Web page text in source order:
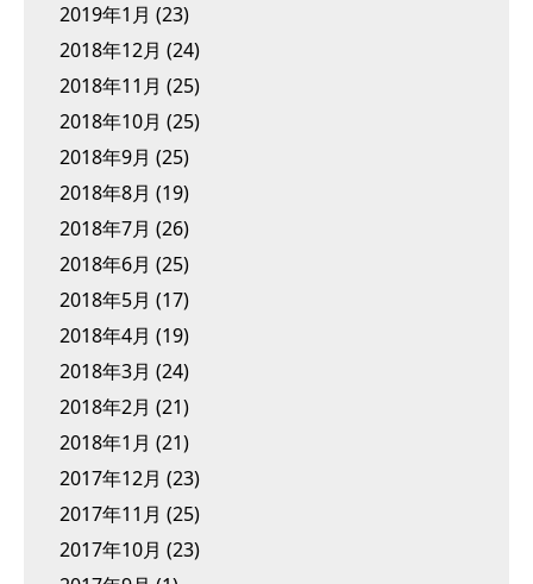
2019年1月 (23)
2018年12月 (24)
2018年11月 (25)
2018年10月 (25)
2018年9月 (25)
2018年8月 (19)
2018年7月 (26)
2018年6月 (25)
2018年5月 (17)
2018年4月 (19)
2018年3月 (24)
2018年2月 (21)
2018年1月 (21)
2017年12月 (23)
2017年11月 (25)
2017年10月 (23)